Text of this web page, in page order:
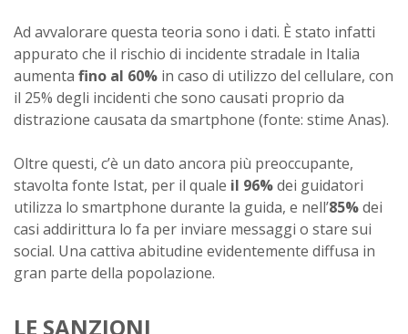
Ad avvalorare questa teoria sono i dati. È stato infatti
appurato che il rischio di incidente stradale in Italia
aumenta fino al 60% in caso di utilizzo del cellulare, con
il 25% degli incidenti che sono causati proprio da
distrazione causata da smartphone (fonte: stime Anas).
Oltre questi, c’è un dato ancora più preoccupante,
stavolta fonte Istat, per il quale il 96%dei guidatori
utilizza lo smartphone durante la guida, e nell’85%dei
casi addirittura lo fa per inviare messaggi o stare sui
social. Una cattiva abitudine evidentemente diffusa in
gran parte della popolazione.
LE SANZIONI